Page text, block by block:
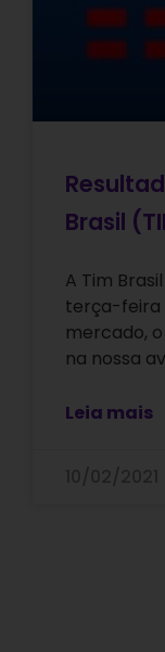
Brasil
A Tim
terça-feira
mercado,
na nossa
Leia mais